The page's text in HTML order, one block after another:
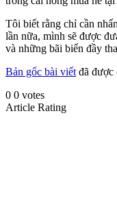
Tôi biết rằng chỉ cần
lần nữa, mình sẽ được
và những bãi biển đầy
Bản gốc bài viết đã được
0 0 votes
Article Rating